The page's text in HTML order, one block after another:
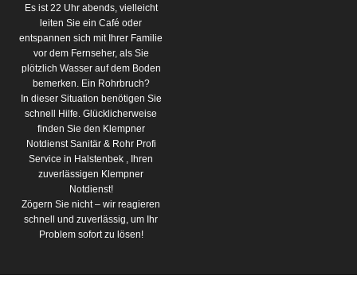
Es ist 22 Uhr abends, vielleicht
leiten Sie ein Café oder
entspannen sich mit Ihrer Familie
vor dem Fernseher, als Sie
plötzlich Wasser auf dem Boden
bemerken. Ein Rohrbruch?
In dieser Situation benötigen Sie
schnell Hilfe. Glücklicherweise
finden Sie den Klempner
Notdienst Sanitär & Rohr Profi
Service in Halstenbek , Ihren
zuverlässigen Klempner
Notdienst!
Zögern Sie nicht – wir reagieren
schnell und zuverlässig, um Ihr
Problem sofort zu lösen!